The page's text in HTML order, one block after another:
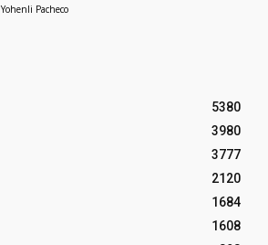
Yohenli Pacheco
5380
3980
3777
2120
1684
1608